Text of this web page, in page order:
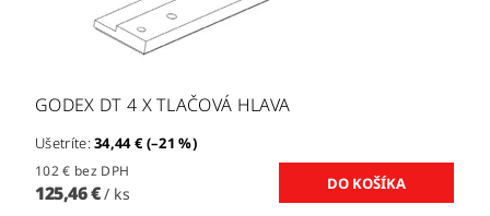
GODEX DT 4 X TLAČOVÁ HLAVA
Ušetríte:34,44 € (–21 %)
102 € bez DPH
125,46 €/ ks